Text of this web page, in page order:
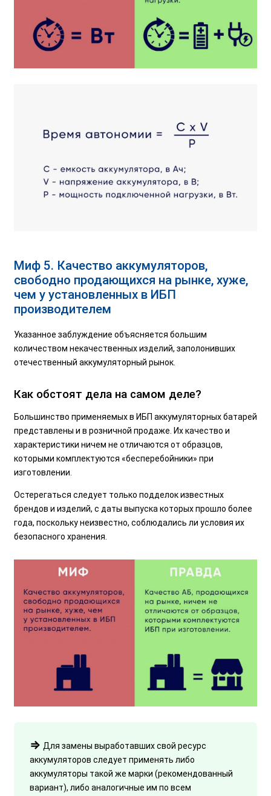
Миф 5. Качество аккумуляторов,
свободно продающихся на рынке, хуже,
чем у установленных в ИБП
производителем
Указанное заблуждение объясняется большим
количеством некачественных изделий, заполонивших
отечественный аккумуляторный рынок.
Как обстоят дела на самом деле?
Большинство применяемых в ИБП аккумуляторных батарей
представлены и в розничной продаже. Их качество и
характеристики ничем не отличаются от образцов,
которыми комплектуются «бесперебойники» при
изготовлении.
Остерегаться следует только подделок известных
брендов и изделий, с даты выпуска которых прошло более
года, поскольку неизвестно, соблюдались ли условия их
безопасного хранения.
⇒ Для замены выработавших свой ресурс
аккумуляторов следует применять либо
аккумуляторы такой же марки (рекомендованный
вариант), либо аналогичные им по всем